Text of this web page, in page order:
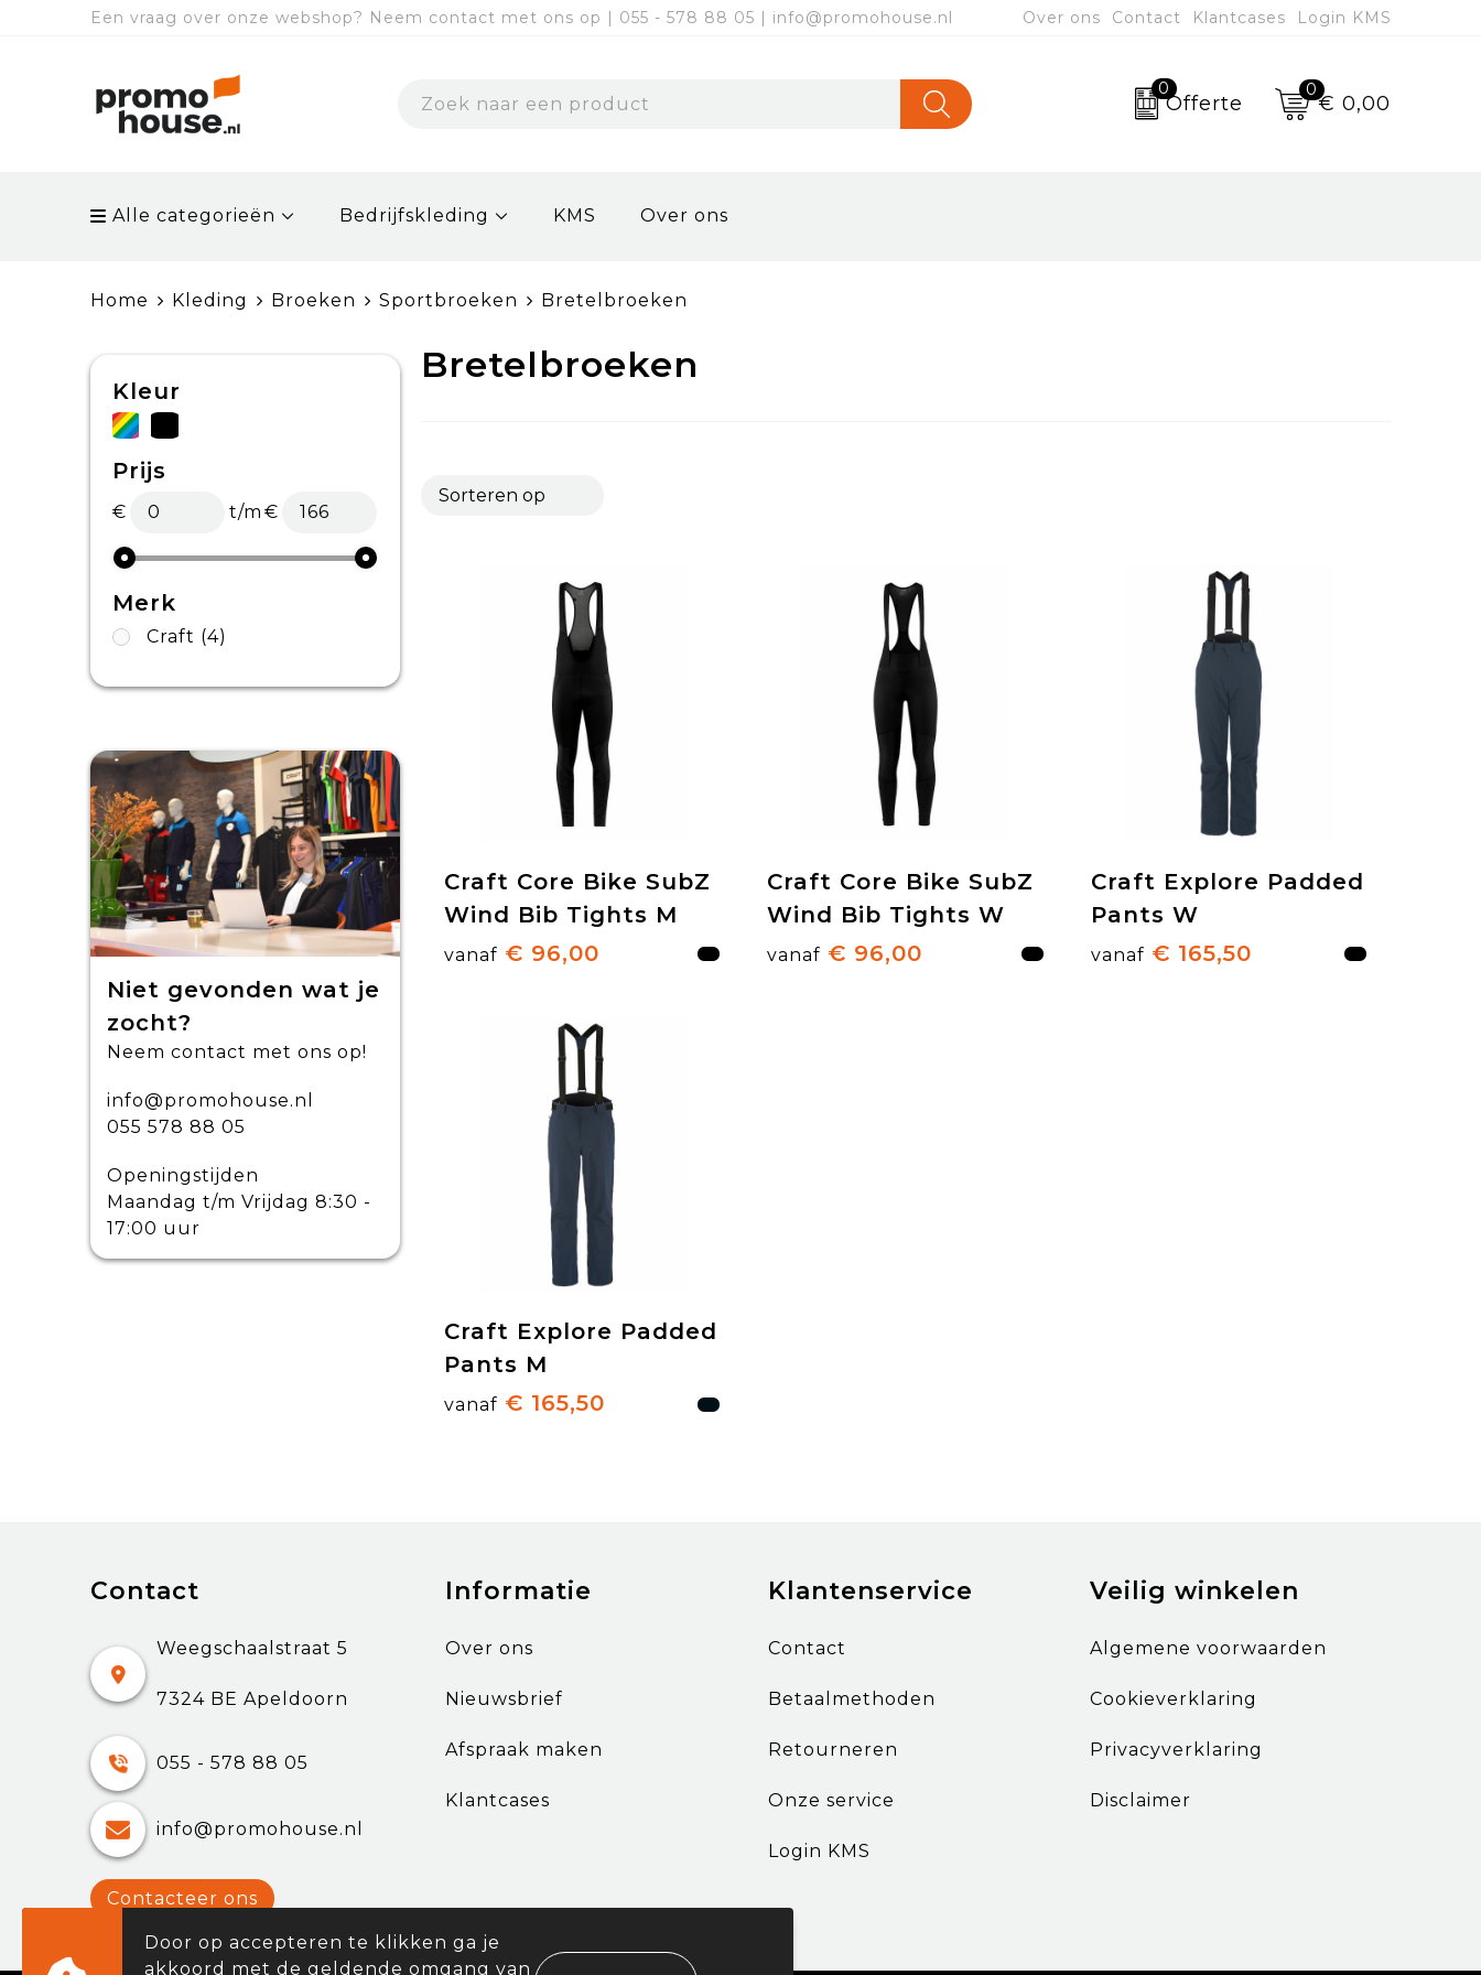
Een vraag over onze webshop? Neem contact met ons op | 055 - 578 88 05 | info@promohouse.nl Over ons Contact Klantcases Login KMS
0
Offerte
0
€ 0,00
Alle categorieën Bedrijfskleding KMS Over ons
Home Kleding Broeken Sportbroeken Bretelbroeken
Kleur
Prijs
€ t/m €
Merk
Craft (4)
Niet gevonden wat je
zocht?
Neem contact met ons op!
info@promohouse.nl
055 578 88 05
Openingstijden
Maandag t/m Vrijdag 8:30 -
17:00 uur
Bretelbroeken
Craft Core Bike SubZ
Wind Bib Tights M
vanaf € 96,00
Craft Core Bike SubZ
Wind Bib Tights W
vanaf € 96,00
Craft Explore Padded
Pants W
vanaf € 165,50
Craft Explore Padded
Pants M
vanaf € 165,50
Contact
Weegschaalstraat 5
7324 BE Apeldoorn
055 - 578 88 05
info@promohouse.nl
Contacteer ons
Informatie
Over ons
Nieuwsbrief
Afspraak maken
Klantcases
Klantenservice
Contact
Betaalmethoden
Retourneren
Onze service
Login KMS
Veilig winkelen
Algemene voorwaarden
Cookieverklaring
Privacyverklaring
Disclaimer
Door op accepteren te klikken ga je
akkoord met de geldende omgang van